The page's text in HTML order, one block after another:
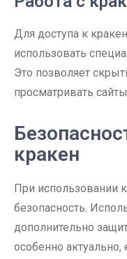
Для доступа к
использовать
Это позволяет
просматривать
кракен
При использовании
безопасность.
дополнительно
особенно